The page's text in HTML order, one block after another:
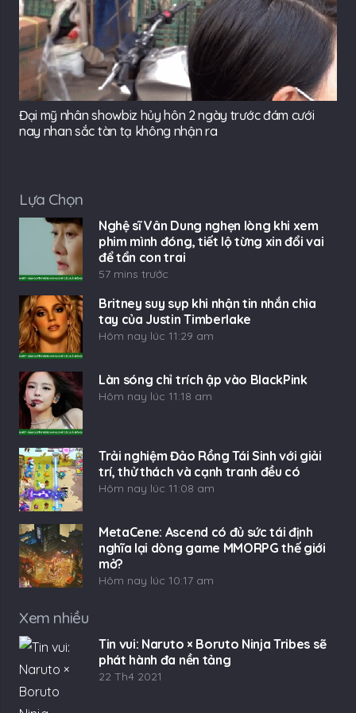
Đại mỹ nhân showbiz hủy hôn 2 ngày trước đám cưới
nay nhan sắc tàn tạ không nhận ra
Lựa Chọn
Nghệ sĩ Vân Dung nghẹn lòng khi xem
phim mình đóng, tiết lộ từng xin đổi vai
để tẩn con trai
57 mins trước
Britney suy sụp khi nhận tin nhắn chia
tay của Justin Timberlake
Hôm nay lúc 11:29 am
Làn sóng chỉ trích ập vào BlackPink
Hôm nay lúc 11:18 am
Trải nghiệm Đảo Rồng Tái Sinh với giải
trí, thử thách và cạnh tranh đều có
Hôm nay lúc 11:08 am
MetaCene: Ascend có đủ sức tái định
nghĩa lại dòng game MMORPG thế giới
mở?
Hôm nay lúc 10:17 am
Xem nhiều
Tin vui: Naruto × Boruto Ninja Tribes sẽ
phát hành đa nền tảng
22 Th4 2021